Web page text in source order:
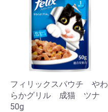
フィリックスパウチ やわ
らかグリル 成猫 ツナ
50g